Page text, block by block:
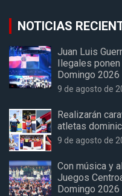
NOTICIAS
Juan Luis
Ilegales
Domingo 2026
9 de agosto de
Realizarán
atletas
9 de agosto de
Con música y
Juegos
Domingo 2026